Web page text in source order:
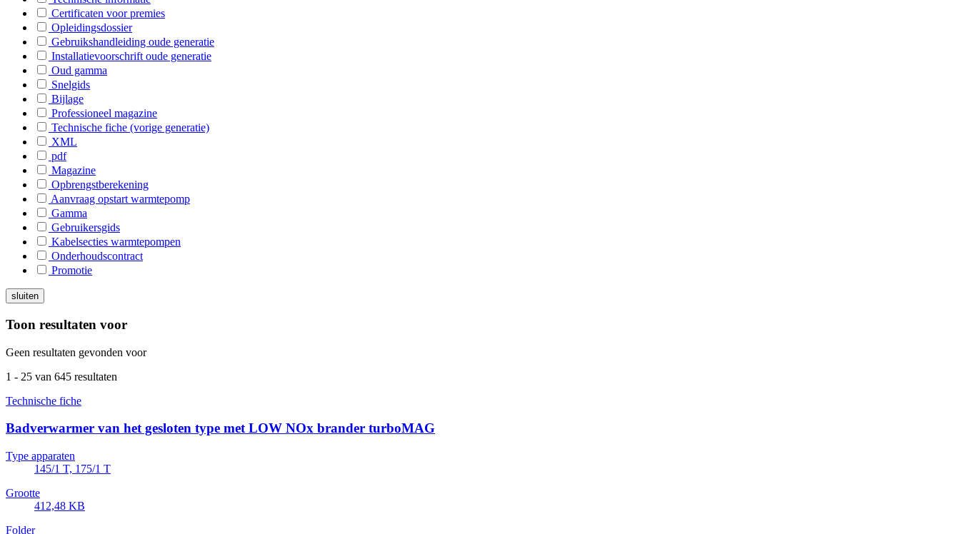
Certificaten voor premies
Opleidingsdossier
Gebruikshandleiding oude generatie
Installatievoorschrift oude generatie
Oud gamma
Snelgids
Bijlage
Professioneel magazine
Technische fiche (vorige generatie)
XML
pdf
Magazine
Opbrengstberekening
Aanvraag opstart warmtepomp
Gamma
Gebruikersgids
Kabelsecties warmtepompen
Onderhoudscontract
Promotie
sluiten
Toon resultaten voor
Geen resultaten gevonden voor
1 - 25 van 645 resultaten
Technische fiche
Badverwarmer van het gesloten type met LOW NOx brander turboMAG
Type apparaten
145/1 T, 175/1 T
Grootte
412,48 KB
Folder